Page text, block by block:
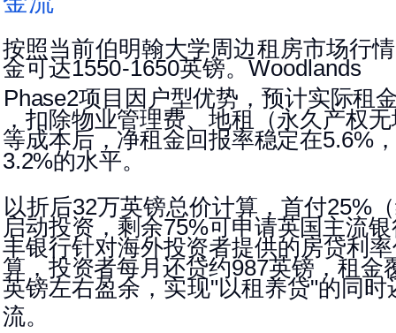
按照当前伯明翰大学周边租房市场行
金可达1550-1650英镑。Woodlands
Phase2项目因户型优势，预计实际租
，扣除物业管理费、地租（永久产权
等成本后，净租金回报率稳定在5.6%
3.2%的水平。
以折后32万英镑总价计算，首付25%
启动投资，剩余75%可申请英国主流
丰银行针对海外投资者提供的房贷利
算，投资者每月还贷约987英镑，租金
英镑左右盈余，实现"以租养贷"的同时
流。